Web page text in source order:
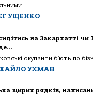
УЩЕНКО
на Закарпатті чи
окупанти б’ють по
УХМАН
щирих рядків,